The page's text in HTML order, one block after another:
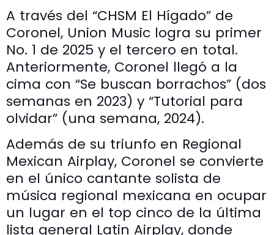
A través del “CHSM El Hígado” de
Coronel, Union Music logra su primer
No. 1 de 2025 y el tercero en total.
Anteriormente, Coronel llegó a la
cima con “Se buscan borrachos” (dos
semanas en 2023) y “Tutorial para
olvidar” (una semana, 2024).
Además de su triunfo en Regional
Mexican Airplay, Coronel se convierte
en el único cantante solista de
música regional mexicana en ocupar
un lugar en el top cinco de la última
lista general Latin Airplay, donde